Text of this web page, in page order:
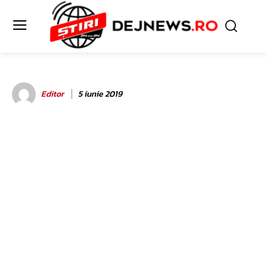
Editor 5 iunie 2019